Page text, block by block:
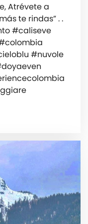
Atrévete a
te rindas” . .
#caliseve
#nuvole